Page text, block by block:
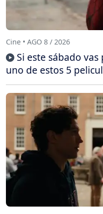
Cine • AGO 8 / 2026
Si este sábado
uno de estos 5